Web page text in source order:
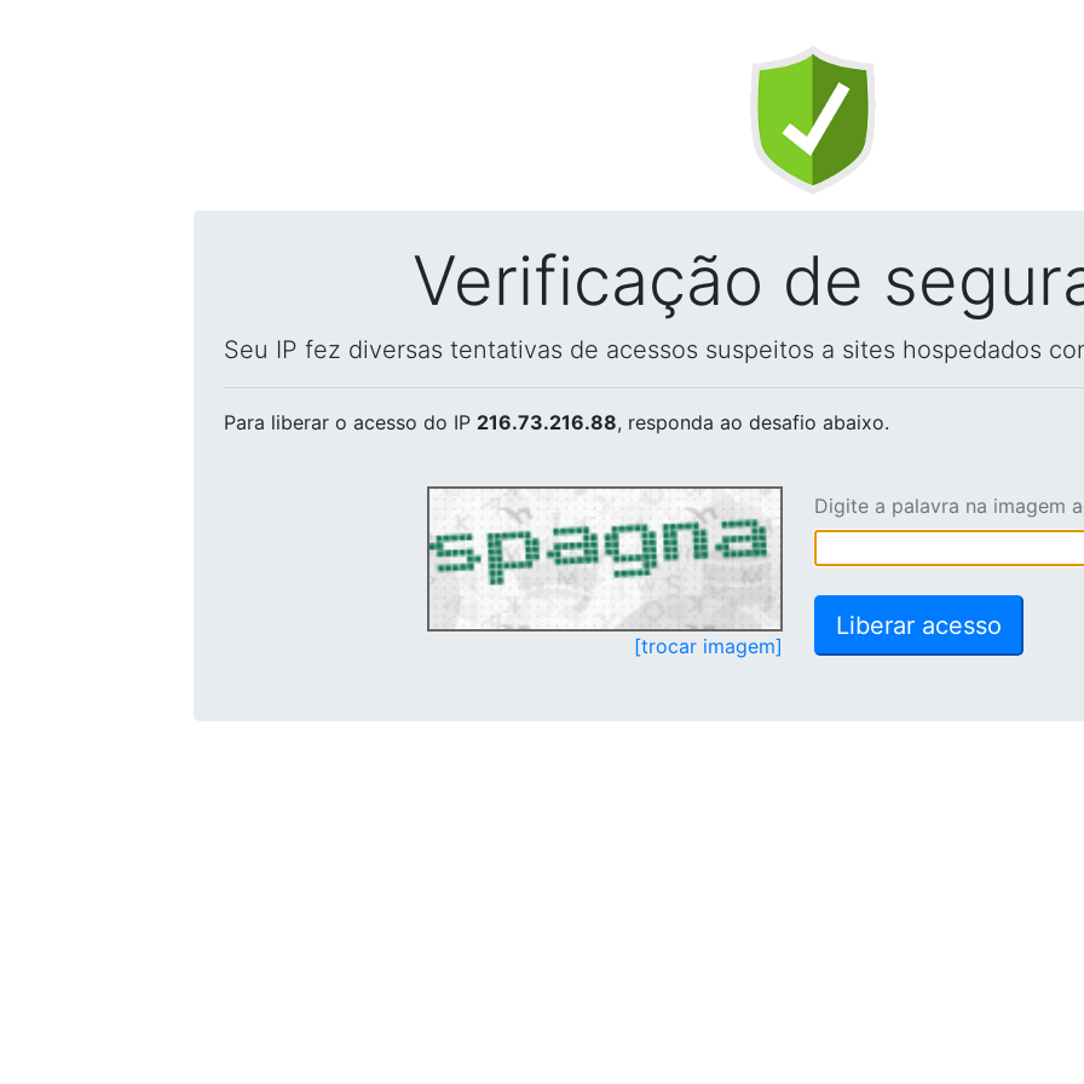
Verificação de
Seu IP fez diversas tentativas de acessos suspeitos a sites hospedados
Para liberar o acesso do IP 216.73.216.88, responda ao desafio abaixo.
[trocar imagem]
Digite a palavra na imagem